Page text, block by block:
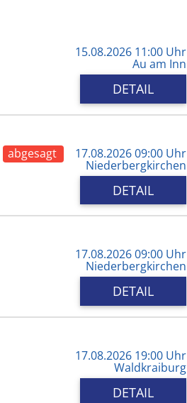
15.08.2026 11:00 Uhr
Au am Inn
DETAIL
abgesagt 17.08.2026 09:00 Uhr
Niederbergkirchen
DETAIL
17.08.2026 09:00 Uhr
Niederbergkirchen
DETAIL
17.08.2026 19:00 Uhr
Waldkraiburg
DETAIL